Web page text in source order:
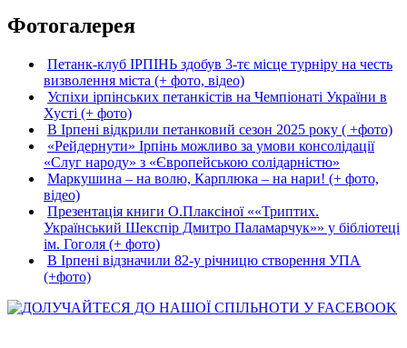
Фотогалерея
Петанк-клуб ІРПІНЬ здобув 3-тє місце турніру на честь
визволення міста (+ фото, відео)
Успіхи ірпінських петанкістів на Чемпіонаті України в
Хусті (+ фото)
В Ірпені відкрили петанковий сезон 2025 року ( +фото)
«Рейдернути» Ірпінь можливо за умови консолідації
«Слуг народу» з «Європейською солідарністю»
Маркушина – на волю, Карплюка – на нари! (+ фото,
відео)
Презентація книги О.Плаксіної ««Триптих.
Український Шекспір Дмитро Паламарчук»» у бібліотеці
ім. Гоголя (+ фото)
В Ірпені відзначили 82-у річницю створення УПА
(+фото)